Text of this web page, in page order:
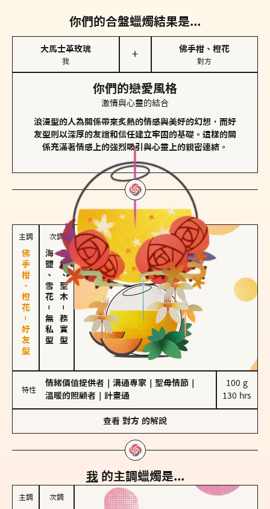
你們的合盤蠟燭結果是...
大馬士革玫瑰
我
＋
佛手柑、橙花
對方
你們的戀愛風格
激情與心靈的結合
浪漫型的人為關係帶來炙熱的情感與美好的幻想，而好
友型則以深厚的友誼和信任建立牢固的基礎。這樣的關
係充滿著情感上的強烈吸引與心靈上的親密連結。
對方的主調蠟燭是...
主調
佛手柑、橙花－好友型
次調
海鹽、雪花
－
無私型
雪松、聖木
－
務實型
特性
情緒價值提供者 溝通專家 聖母情節
溫暖的照顧者
計畫通
100 g
130 hrs
查看 對方 的解說
我 的主調蠟燭是...
主調 次調